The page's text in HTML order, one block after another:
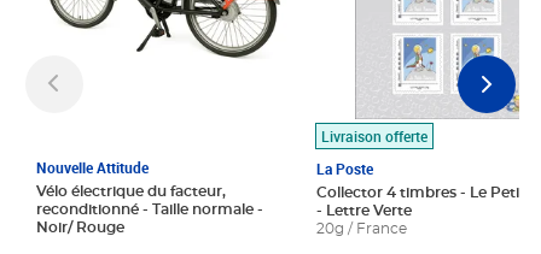
Nouvelle Attitude
Vélo électrique du facteur,
reconditionné - Taille normale -
Noir/ Rouge
Livraison offerte
La Poste
Collector 4 timbres - Le Petit
- Lettre Verte
20g / France